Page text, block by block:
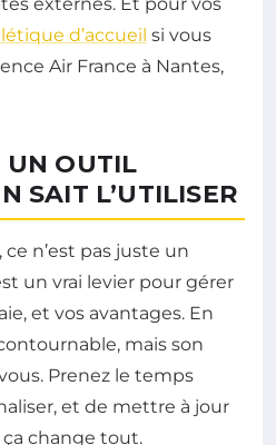
d’accueil si vous
Air France à Nantes,
UN OUTIL
SAIT L’UTILISER
n’est pas juste un
un vrai levier pour gérer
et vos avantages. En
mais son
Prenez le temps
et de mettre à jour
ça change tout.